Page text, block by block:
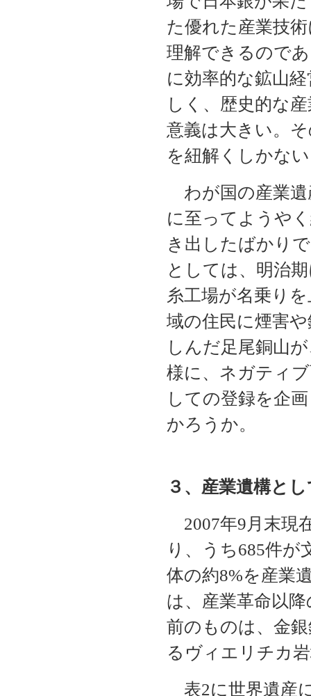
た優れた産業技
理解できるので
に効率的な鉱山
しく、歴史的な
意義は大きい。
を紐解くしかな
わが国の産業遺
に至ってようや
き出したばかり
としては、明治
糸工場が名乗り
域の住民に煙害
しんだ足尾銅山
様に、ネガティ
しての登録を企
かろうか。
３、産業遺構と
2007年9月末現
り、うち685件が
体の約8%を産業
は、産業革命以
前のものは、金
るヴィエリチカ
表2に世界遺産